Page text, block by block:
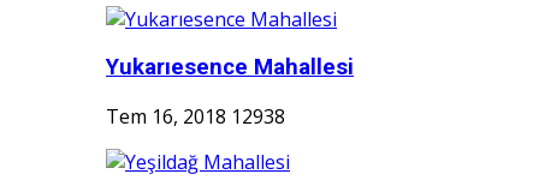
Yukarıesence Mahallesi
Tem 16, 2018 12938